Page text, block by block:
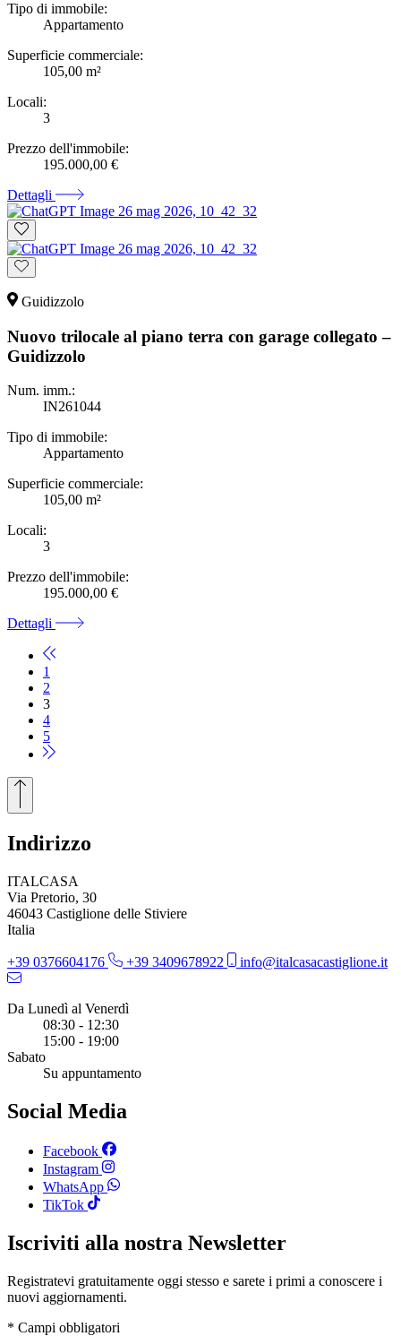
Tipo di immobile:
Appartamento
Superficie commerciale:
105,00 m²
Locali:
3
Prezzo dell'immobile:
195.000,00 €
Dettagli
Guidizzolo
Nuovo trilocale al piano terra con garage collegato –
Guidizzolo
Num. imm.:
IN261044
Tipo di immobile:
Appartamento
Superficie commerciale:
105,00 m²
Locali:
3
Prezzo dell'immobile:
195.000,00 €
Dettagli
1
2
3
4
5
Indirizzo
ITALCASA
Via Pretorio, 30
46043 Castiglione delle Stiviere
Italia
+39 0376604176 +39 3409678922 info@italcasacastiglione.it
Da Lunedì al Venerdì
08:30 - 12:30
15:00 - 19:00
Sabato
Su appuntamento
Social Media
Facebook
Instagram
WhatsApp
TikTok
Iscriviti alla nostra Newsletter
Registratevi gratuitamente oggi stesso e sarete i primi a conoscere i
nuovi aggiornamenti.
* Campi obbligatori